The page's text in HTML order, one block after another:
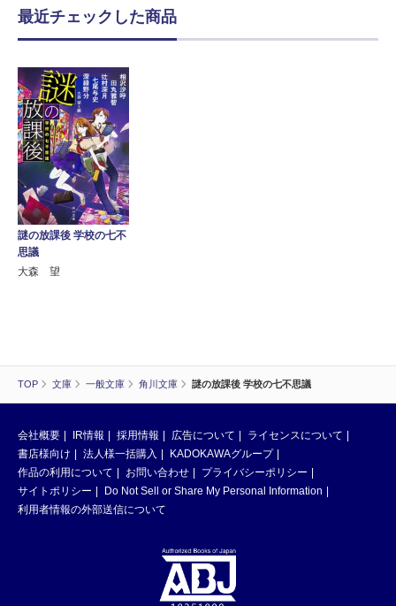
TOP 文庫 一般文庫 角川文庫 謎の放課後 学校の七不思議
最近チェックした商品
謎の放課後 学校の七不
思議
大森 望
会社概要 IR情報 採用情報 広告について
ライセンスについて
書店様向け
法人様一括購入
KADOKAWAグループ
作品の利用について
お問い合わせ
プライバシーポリシー
サイトポリシー
Do Not Sell or Share My Personal Information
利用者情報の外部送信について